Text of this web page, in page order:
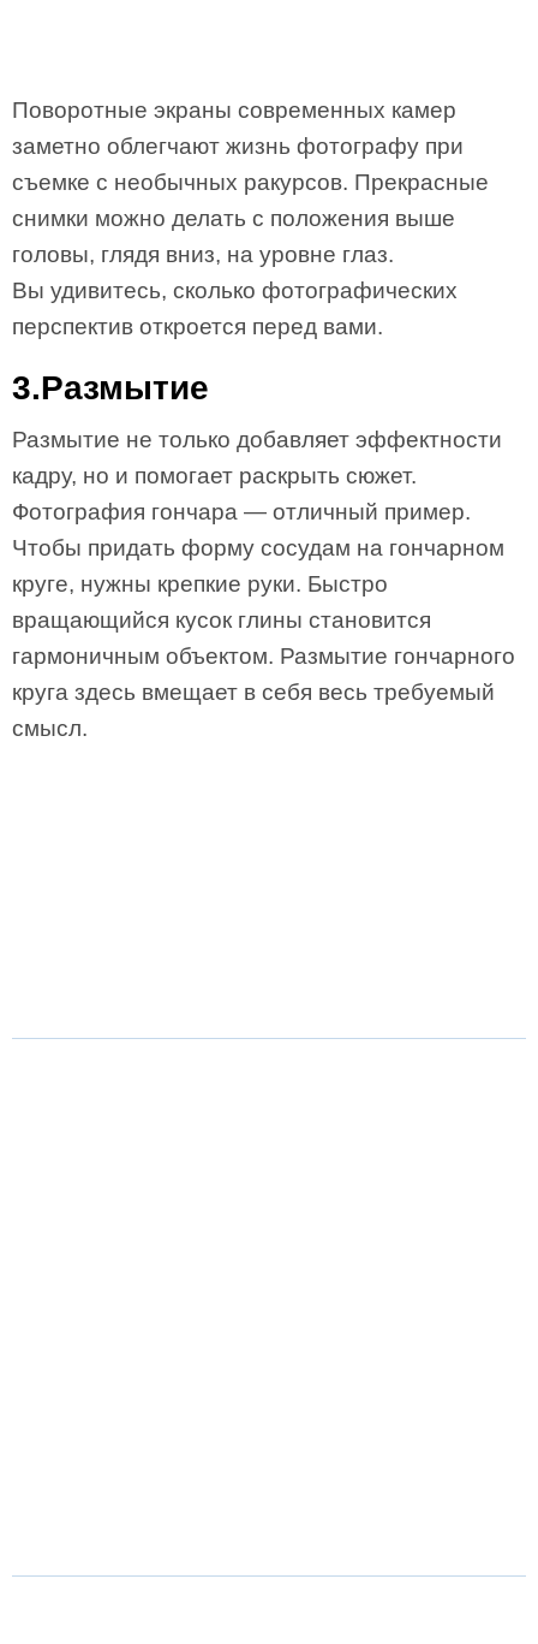
Поворотные экраны современных камер
заметно облегчают жизнь фотографу при
съемке с необычных ракурсов. Прекрасные
снимки можно делать с положения выше
головы, глядя вниз, на уровне глаз.
Вы удивитесь, сколько фотографических
перспектив откроется перед вами.
3.Размытие
Размытие не только добавляет эффектности
кадру, но и помогает раскрыть сюжет.
Фотография гончара — отличный пример.
Чтобы придать форму сосудам на гончарном
круге, нужны крепкие руки. Быстро
вращающийся кусок глины становится
гармоничным объектом. Размытие гончарного
круга здесь вмещает в себя весь требуемый
смысл.